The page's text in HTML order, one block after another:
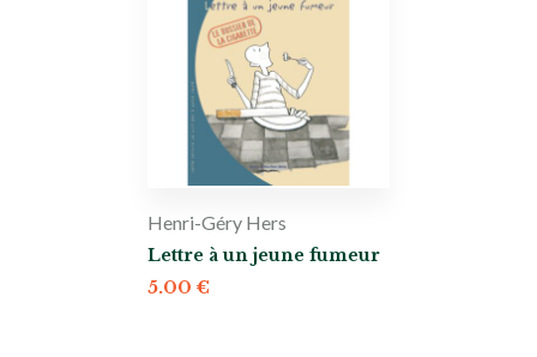
Henri-Géry Hers
Lettre à un jeune fumeur
5.00€